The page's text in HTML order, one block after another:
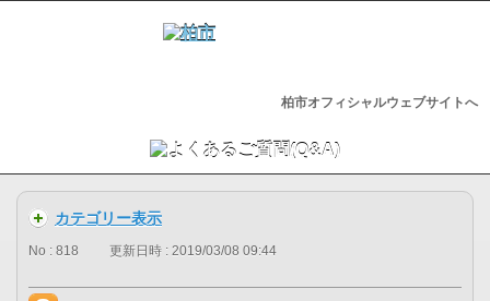
柏市オフィシャルウェブサイトへ
カテゴリー表示
No : 818 更新日時 : 2019/03/08 09:44